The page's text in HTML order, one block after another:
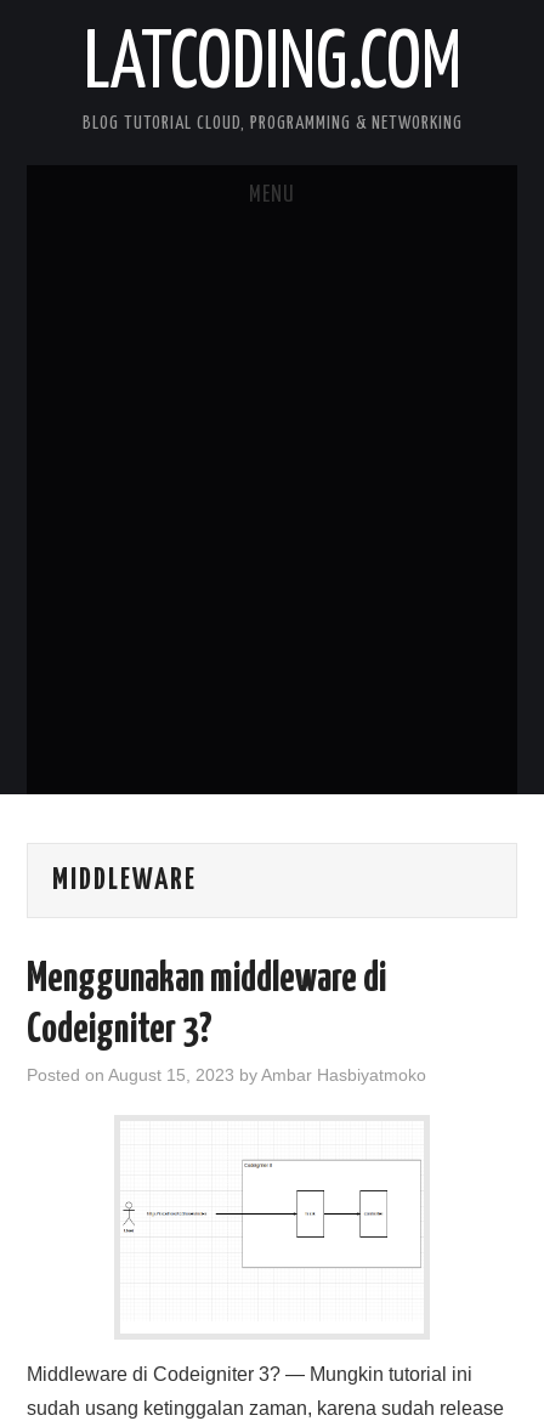
LATCODING.COM
BLOG TUTORIAL CLOUD, PROGRAMMING & NETWORKING
MENU
MIDDLEWARE
Menggunakan middleware di
Codeigniter 3?
Posted onAugust 15, 2023 byAmbar Hasbiyatmoko
Middleware di Codeigniter 3? — Mungkin tutorial ini
sudah usang ketinggalan zaman, karena sudah release